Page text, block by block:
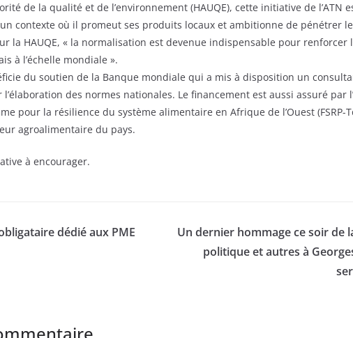
de la qualité et de l’environnement (HAUQE), cette initiative de l’ATN
contexte où il promeut ses produits locaux et ambitionne de pénétrer
la HAUQE, « la normalisation est devenue indispensable pour renforcer
à l’échelle mondiale ».
du soutien de la Banque mondiale qui a mis à disposition un
des normes nationales. Le financement est aussi assuré par
pour la résilience du système alimentaire en Afrique de l’Ouest (FSRP-
agroalimentaire du pays.
à encourager.
dédié aux PME
Un dernier hommage ce soir de
politique et autres à